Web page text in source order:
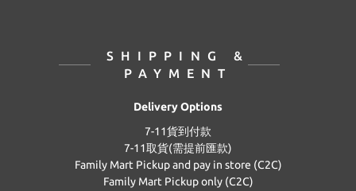
SHIPPING &
PAYMENT
Delivery Options
7-11貨到付款
7-11取貨(需提前匯款)
Family Mart Pickup and pay in store (C2C)
Family Mart Pickup only (C2C)